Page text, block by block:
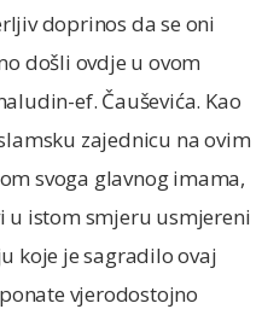
doprinos da se oni
došli ovdje u ovom
ef. Čauševića. Kao
zajednicu na ovim
svoga glavnog imama,
u istom smjeru usmjereni
koje je sagradilo ovaj
vjerodostojno